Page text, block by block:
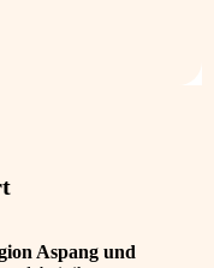
Aspang und